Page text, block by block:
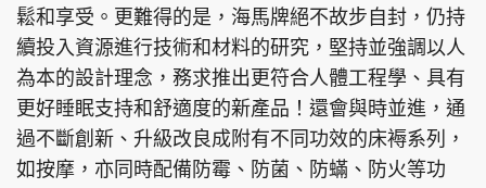
鬆和享受。更難得的是，海馬牌絕不故步自封，仍持
續投入資源進行技術和材料的研究，堅持並強調以人
為本的設計理念，務求推出更符合人體工程學、具有
更好睡眠支持和舒適度的新產品！還會與時並進，通
過不斷創新、升級改良成附有不同功效的床褥系列，
如按摩，亦同時配備防霉、防菌、防蟎、防火等功